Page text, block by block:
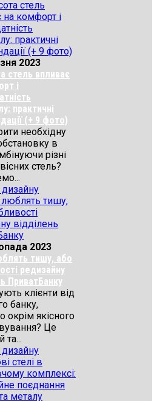
2023
стель впливає
і
практичні
(+ 9 фото)
необхідну
в
різні
стель?
дизайну
2023
тишу, або
редизайну
ПриватБанку
клієнти від
банку,
окрім якісного
Це
та...
дизайну